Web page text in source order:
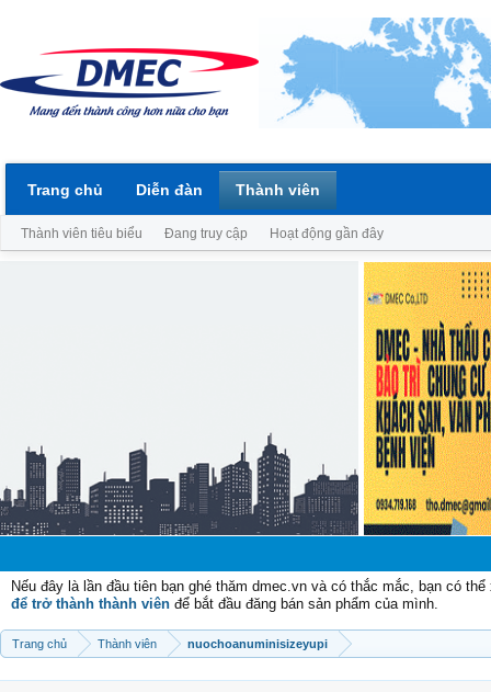
Nếu đây là lần đầu tiên bạn ghé thăm dmec.vn và có thắc mắc, bạn có
để trở thành thành viên để bắt đầu đăng bán sản phẩm của mình.
Trang chủ Thành viên nuochoanuminisizeyupi
Trang chủ Diễn đàn Thành viên
Thành viên tiêu biểu Đang truy cập Hoạt động gần đây